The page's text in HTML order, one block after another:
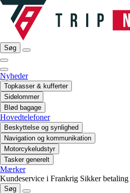
Søg
Nyheder
Topkasser & kufferter
Sidelommer
Blød bagage
Hovedtelefoner
Beskyttelse og synlighed
Navigation og kommunikation
Motorcykeludstyr
Tasker generelt
Mærker
Kundeservice i Frankrig Sikker betaling
Søg